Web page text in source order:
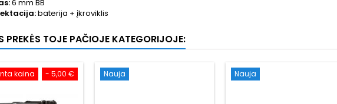
6 mm BB
baterija + įkroviklis
PREKĖS TOJE PAČIOJE KATEGORIJOJE:
- 5,00 €
kaina
Nauja Nauja